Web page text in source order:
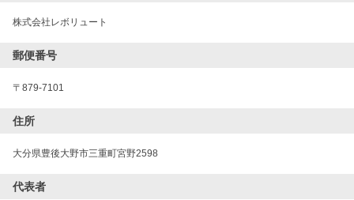
株式会社レボリュート
郵便番号
〒 879-7101
住所
大分県豊後大野市三重町宮野2598
代表者